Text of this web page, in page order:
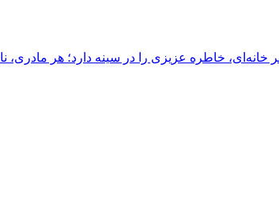
خاطره عزیزی را در سینه دارد؛ هر مادری،